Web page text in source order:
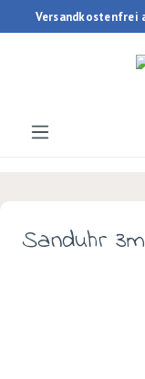
Zum Hauptinhalt
Versandkostenfrei
Sanduhr
Bildergalerie